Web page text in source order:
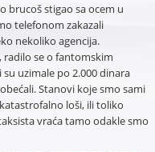
brucoš stigao sa ocem u
telefonom zakazali
nekoliko agencija.
radilo se o fantomskim
uzimale po 2.000 dinara
Stanovi koje smo sami
loši, ili toliko
vraća tamo odakle smo